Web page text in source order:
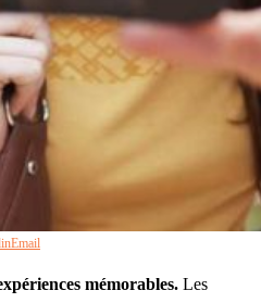
Email
mémorables. Les